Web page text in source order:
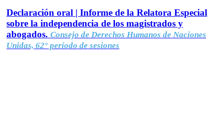
Declaración oral | Informe de la Relatora Especial
sobre la independencia de los magistrados y
abogados. Consejo de Derechos Humanos de Naciones
Unidas, 62° período de sesiones